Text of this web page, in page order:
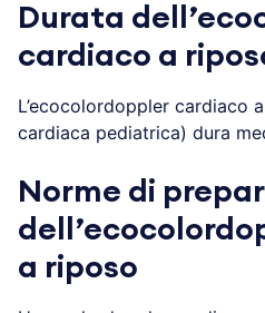
Durata
cardiaco a
L’ecocolordoppler cardiaco
cardiaca pediatrica) dura
Norme di
a riposo